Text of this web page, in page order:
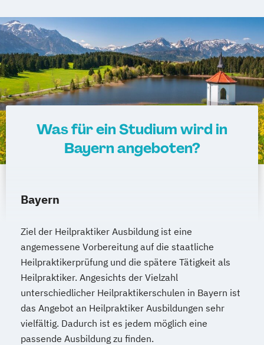
Was für ein Studium wird in
Bayern angeboten?
Bayern
Ziel der Heilpraktiker Ausbildung ist eine
angemessene Vorbereitung auf die staatliche
Heilpraktikerprüfung und die spätere Tätigkeit als
Heilpraktiker. Angesichts der Vielzahl
unterschiedlicher Heilpraktikerschulen in Bayern ist
das Angebot an Heilpraktiker Ausbildungen sehr
vielfältig. Dadurch ist es jedem möglich eine
passende Ausbildung zu finden.